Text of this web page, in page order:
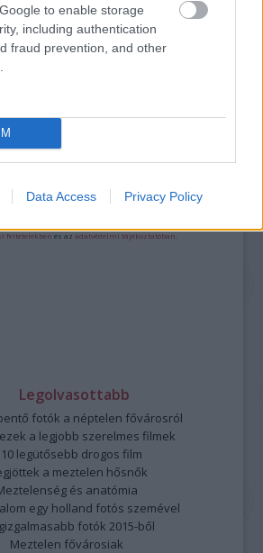
to enable storage
including authentication
fraud prevention, and other
Data Access Privacy Policy
TETTE…” – VASÁRNAP
A DOMBOS FEST
címe:
api/trackback/id/7869876
technikaiüzemeltetője semmilyen felelősséget
feltételekben és azadatvédelmi tájékoztatóban
Legolvasottabb
fotók a néptelen fővárosról
a legjobb szerelmes filmek
legütősebb drogos film
a meztelen hősnők
és anatómia
egy holland fotós szemével
fotók 2015-ből
Meztelen fővárosiak